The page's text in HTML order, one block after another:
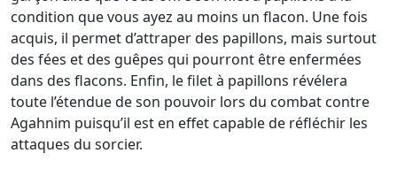
condition que vous ayez au moins un flacon. Une fois
acquis, il permet d’attraper des papillons, mais surtout
des fées et des guêpes qui pourront être enfermées
dans des flacons. Enfin, le filet à papillons révélera
toute l’étendue de son pouvoir lors du combat contre
Agahnim puisqu’il est en effet capable de réfléchir les
attaques du sorcier.